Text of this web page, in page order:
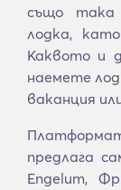
също така
лодка,
Каквото и
наемете
ваканция
предлага
Engelum,